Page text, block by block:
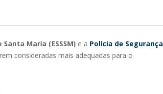
Maria (ESSSM) e a Polícia de Segurança
consideradas mais adequadas para o